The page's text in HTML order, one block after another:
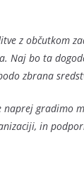
z občutkom
Naj bo ta
zbrana
gradimo
in